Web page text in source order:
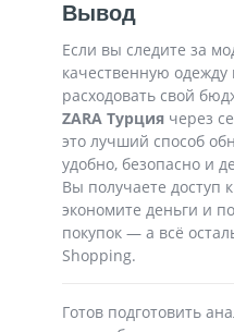
Вывод
Если вы следите за
качественную одежду
расходовать свой
ZARA Турция через
это лучший способ
удобно, безопасно и
Вы получаете доступ
экономите деньги и
покупок — а всё
Shopping.
Готов подготовить